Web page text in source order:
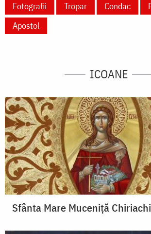
Fotografii
Tropar Condac
Apostol
ICOANE
Sfânta Mare Muceniță Chiriachi